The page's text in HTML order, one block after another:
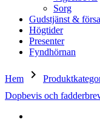
Sorg
Gudstjänst &
Högtider
Presenter
Fyndhörnan
Hem keyboard_arrow_right
Dopbevis och